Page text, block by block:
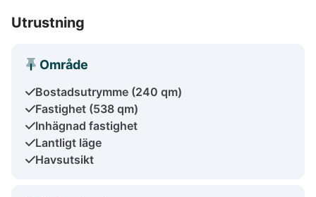
Utrustning
Område
Bostadsutrymme (240 qm)
Fastighet (538 qm)
Inhägnad fastighet
Lantligt läge
Havsutsikt